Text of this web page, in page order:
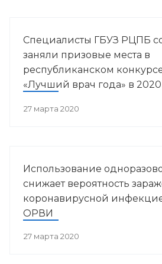
Специалисты ГБУЗ РЦПБ
заняли призовые места в
республиканском
«Лучший врач года» в
27 марта 2020
Использование
снижает вероятность
коронавирусной
ОРВИ
27 марта 2020